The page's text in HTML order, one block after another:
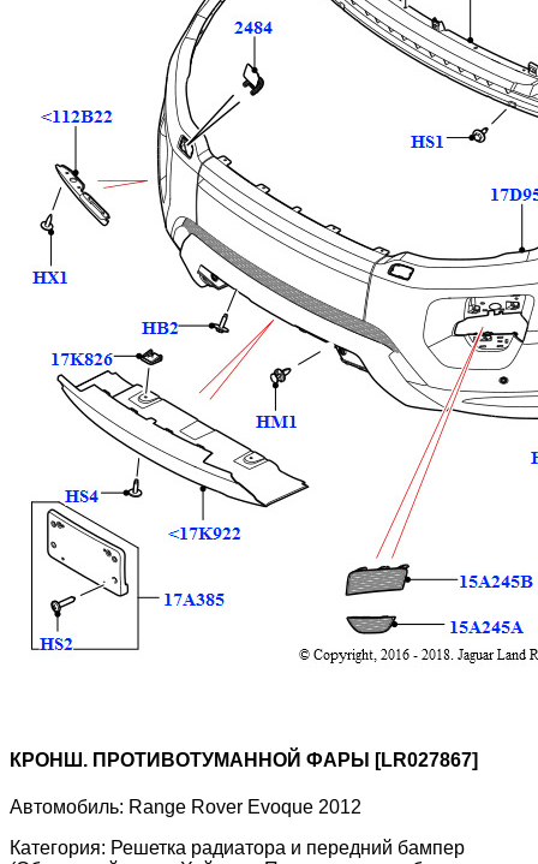
КРОНШ. ПРОТИВОТУМАННОЙ ФАРЫ [LR027867]
Автомобиль: Range Rover Evoque 2012
Категория: Решетка радиатора и передний бампер